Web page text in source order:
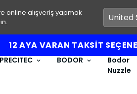
online alışveriş yapmak
12 AYA VARAN TAKSİT
PRECITEC BODOR
Bodor
Nuzzle